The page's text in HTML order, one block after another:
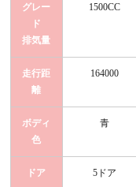
グレー
ド
排気量
1500CC
走行距
離
164000
ボディ
色
青
ドア 5ドア